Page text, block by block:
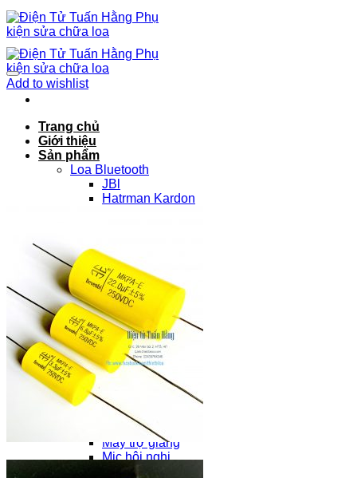
Chuyển
đến
nội
dung
Trang chủ
Giới thiệu
Sản phẩm
Loa Bluetooth
JBl
Hatrman Kardon
Loa nghe nhạc
JBl
Hatrman Kardon
Cervin veg
Bose
Sony
Loa Karaoke
Hatrman Kardon
Cervin vega
Bose
Sony
Micro & trợ giảng
Máy trợ giảng
Mic hội nghị
Add to wishlist